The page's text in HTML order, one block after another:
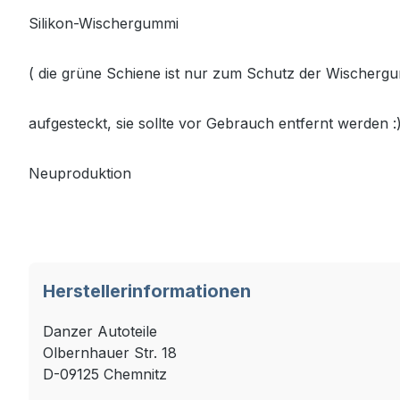
Silikon-Wischergummi
( die grüne Schiene ist nur zum Schutz der
aufgesteckt, sie sollte vor Gebrauch entfernt werden
Neuproduktion
Herstellerinformationen
Danzer Autoteile
Olbernhauer Str. 18
D-09125 Chemnitz